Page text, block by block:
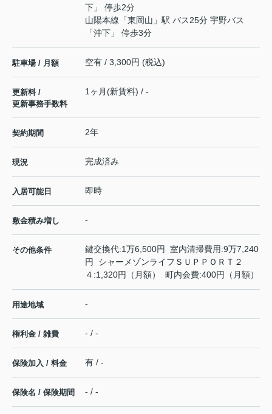
下」 停歩2分
山陽本線 「東岡山 」駅 バス25分 宇野バス
「沖下」 停歩3分
駐車場 / 月額 空有 / 3,300円 (税込)
更新料 /
更新事務手数料
1ヶ月(新賃料) / -
契約期間 2年
現況 完成済み
入居可能日 即時
敷金積み増し -
その他条件
鍵交換代:1万6,500円 室内清掃費用:9万7,240
円 シャーメゾンライフＳＵＰＰＯＲＴ２
４:1,320円（月額） 町内会費:400円（月額）
用途地域 -
権利金 / 雑費 - / -
保険加入 / 料金 有 / -
保険名 / 保険期間 - / -